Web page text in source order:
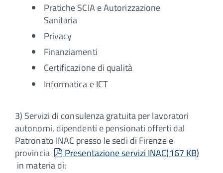
Pratiche SCIA e Autorizzazione
Sanitaria
Privacy
Finanziamenti
Certificazione di qualità
Informatica e ICT
3) Servizi di consulenza gratuita per lavoratori
autonomi, dipendenti e pensionati offerti dal
Patronato INAC presso le sedi di Firenze e
provincia
pdf
Presentazione servizi INAC(167 KB)
in materia di: